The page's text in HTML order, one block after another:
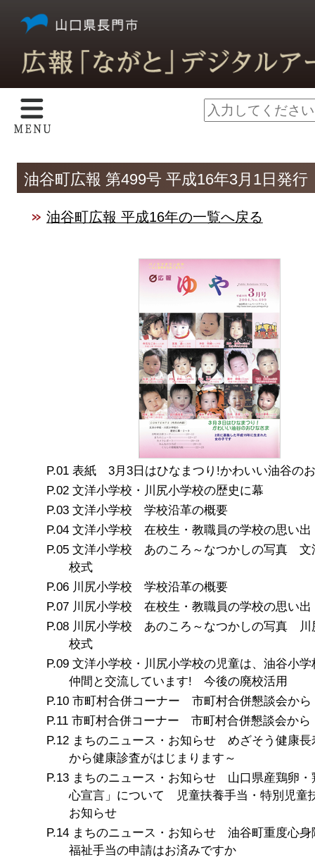
油谷町広報 第499号 平成16年3月1日発行
油谷町広報 平成16年の一覧へ戻る
表紙 3月3日はひなまつり!かわいい油谷の
文洋小学校・川尻小学校の歴史に幕
文洋小学校 学校沿革の概要
文洋小学校 在校生・教職員の学校の思い出
文洋小学校 あのころ～なつかしの写真 文
校式
川尻小学校 学校沿革の概要
川尻小学校 在校生・教職員の学校の思い出
川尻小学校 あのころ～なつかしの写真 川
校式
文洋小学校・川尻小学校の児童は、油谷小学
仲間と交流しています! 今後の廃校活用
市町村合併コーナー 市町村合併懇談会か
市町村合併コーナー 市町村合併懇談会から
まちのニュース・お知らせ めざそう健康長
から健康診査がはじまります～
まちのニュース・お知らせ 山口県産鶏卵・
心宣言」について 児童扶養手当・特別児童
お知らせ
まちのニュース・お知らせ 油谷町重度心身
福祉手当の申請はお済みですか